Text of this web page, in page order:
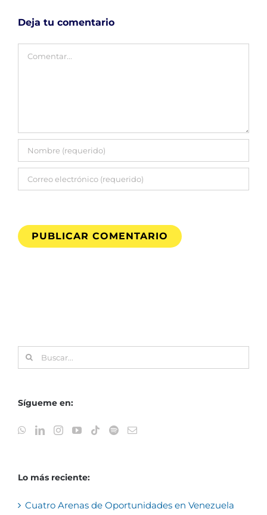
Deja tu comentario
Comentar
Buscar:
Sígueme en:
Lo más reciente:
Cuatro Arenas de Oportunidades en Venezuela